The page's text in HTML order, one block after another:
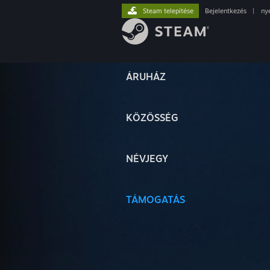
ÁRUHÁZ
KÖZÖSSÉG
NÉVJEGY
TÁMOGATÁS
Steam telepítése Bejelentkezés